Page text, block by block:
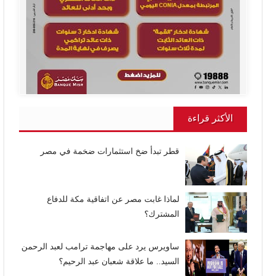
الأكثر قراءة
قطر تبدأ ضخ استثمارات ضخمة في مصر
لماذا غابت مصر عن اتفاقية مكة للدفاع
المشترك؟
ساويرس يرد على مهاجمة ترامب لعبد الرحمن
السيد.. ما علاقة شعبان عبد الرحيم؟